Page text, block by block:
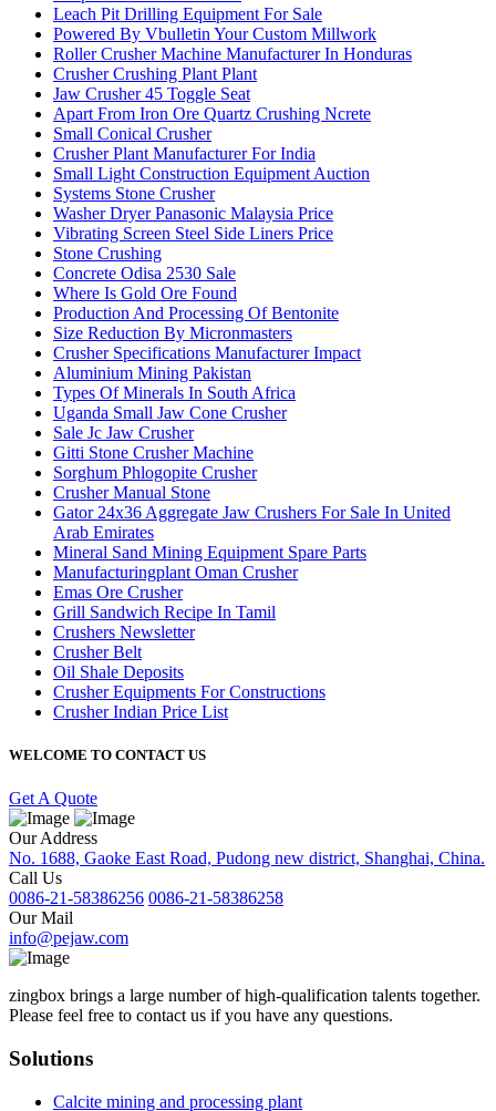
Leach Pit Drilling Equipment For Sale
Powered By Vbulletin Your Custom Millwork
Roller Crusher Machine Manufacturer In Honduras
Crusher Crushing Plant Plant
Jaw Crusher 45 Toggle Seat
Apart From Iron Ore Quartz Crushing Ncrete
Small Conical Crusher
Crusher Plant Manufacturer For India
Small Light Construction Equipment Auction
Systems Stone Crusher
Washer Dryer Panasonic Malaysia Price
Vibrating Screen Steel Side Liners Price
Stone Crushing
Concrete Odisa 2530 Sale
Where Is Gold Ore Found
Production And Processing Of Bentonite
Size Reduction By Micronmasters
Crusher Specifications Manufacturer Impact
Aluminium Mining Pakistan
Types Of Minerals In South Africa
Uganda Small Jaw Cone Crusher
Sale Jc Jaw Crusher
Gitti Stone Crusher Machine
Sorghum Phlogopite Crusher
Crusher Manual Stone
Gator 24x36 Aggregate Jaw Crushers For Sale In United
Arab Emirates
Mineral Sand Mining Equipment Spare Parts
Manufacturingplant Oman Crusher
Emas Ore Crusher
Grill Sandwich Recipe In Tamil
Crushers Newsletter
Crusher Belt
Oil Shale Deposits
Crusher Equipments For Constructions
Crusher Indian Price List
WELCOME TO CONTACT US
Get A Quote
Our Address
No. 1688, Gaoke East Road, Pudong new district, Shanghai, China.
Call Us
0086-21-58386256 0086-21-58386258
Our Mail
info@pejaw.com
zingbox brings a large number of high-qualification talents together.
Please feel free to contact us if you have any questions.
Solutions
Calcite mining and processing plant